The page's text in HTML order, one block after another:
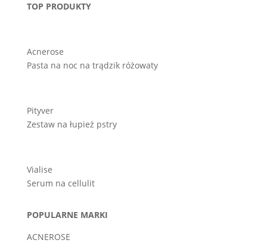
TOP PRODUKTY
Acnerose
Pasta na noc na trądzik różowaty
Pityver
Zestaw na łupież pstry
Vialise
Serum na cellulit
POPULARNE MARKI
ACNEROSE